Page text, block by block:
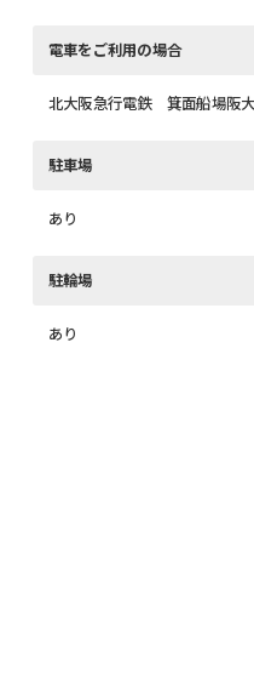
電車をご利用の場合
北大阪急行電鉄 箕面船場阪
駐車場
あり
駐輪場
あり